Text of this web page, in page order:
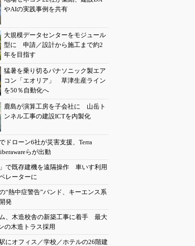
やAIの実践事例を共有
大規模データセンターをモジュール
型に 申請／設計から施工まで約2
年を目指す
猛暑を乗り切るパナソニック製エア
コン「エオリア」 草津生産ライン
を50％自動化へ
鹿島が演算工房を子会社に 山岳ト
ンネル工事の建設ICTを内製化
ドローン6社が災害支援、Terra
らが出動
」で既存建機を遠隔操作 車いす利用
レーターに
“熱中症警告”バンド、キーエンス系
発
、木造校舎の新築工事に着手 最大
の木造トラス採用
にオフィス／学校／ホテルの26階建